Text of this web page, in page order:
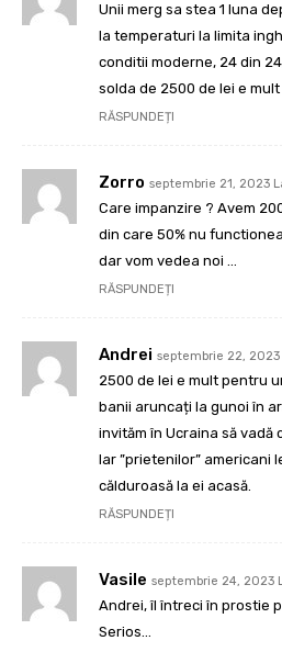
Unii merg sa stea 1 luna
la temperaturi la limita
conditii moderne, 24 din
solda de 2500 de lei e
RĂSPUNDEȚI
Zorro septembrie 21, 2023
Care impanzire ? Avem
din care 50% nu
dar vom vedea noi …
RĂSPUNDEȚI
Andrei septembrie 22, 2023
2500 de lei e mult pentru
banii aruncați la gunoi în
invităm în Ucraina să
Iar ”prietenilor” americani
călduroasă la ei acasă.
RĂSPUNDEȚI
Vasile septembrie 24, 2023
Andrei, îl întreci în prostie
Serios…